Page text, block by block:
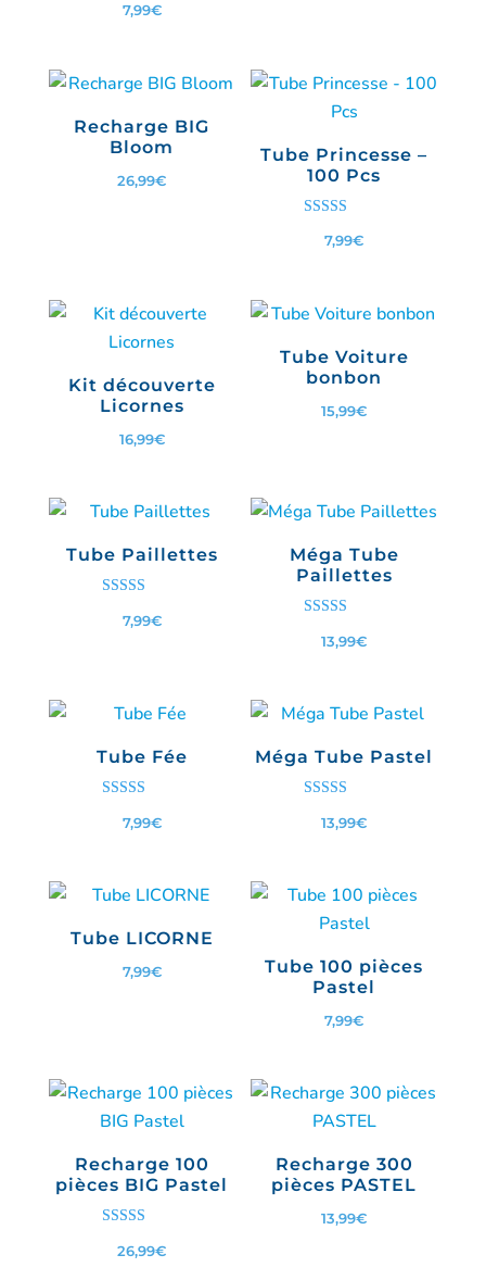
7,99€
Recharge BIG
Bloom
26,99€
Tube Princesse –
100 Pcs
5.00
7,99€
Kit découverte
Licornes
16,99€
Tube Voiture
bonbon
15,99€
Tube Paillettes
5.00
7,99€
Méga Tube
Paillettes
3.00
13,99€
Tube Fée
3.00
7,99€
Méga Tube Pastel
5.00
13,99€
Tube LICORNE
7,99€
Tube 100 pièces
Pastel
7,99€
Recharge 100
pièces BIG Pastel
5.00
26,99€
Recharge 300
pièces PASTEL
13,99€